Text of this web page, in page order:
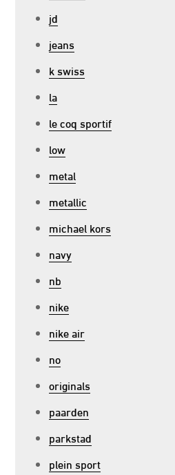
jd
jeans
k swiss
la
le coq sportif
low
metal
metallic
michael kors
navy
nb
nike
nike air
no
originals
paarden
parkstad
plein sport